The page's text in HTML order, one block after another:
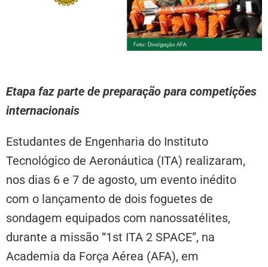
Etapa faz parte de preparação para competições
internacionais
Estudantes de Engenharia do Instituto
Tecnológico de Aeronáutica (ITA) realizaram,
nos dias 6 e 7 de agosto, um evento inédito
com o lançamento de dois foguetes de
sondagem equipados com nanossatélites,
durante a missão “1st ITA 2 SPACE”, na
Academia da Força Aérea (AFA), em